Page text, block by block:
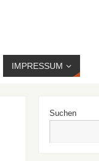
IMPRESSUM
Suchen